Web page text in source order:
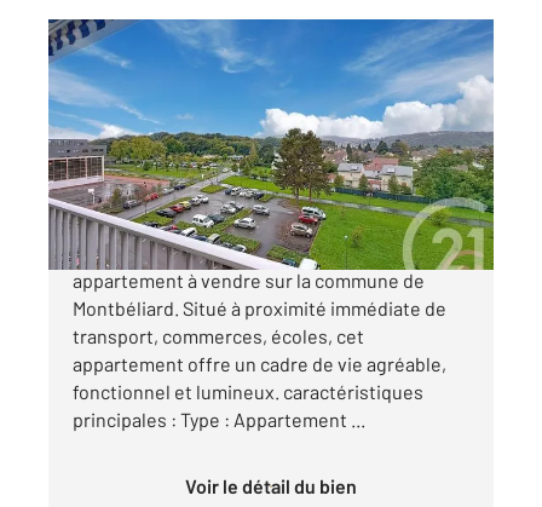
MONTBELIARD 25
112,65 m
, 6 pièces
Ref : 29928
Appartement F6 à vendre
75 000 €
Century 21 Agence de la Gare vous propose cet
appartement à vendre sur la commune de
Montbéliard. Situé à proximité immédiate de
transport, commerces, écoles, cet
appartement offre un cadre de vie agréable,
fonctionnel et lumineux. caractéristiques
principales : Type : Appartement ...
Voir le détail du bien